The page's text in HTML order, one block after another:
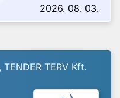
2026. 08. 03.
TERV Kft.